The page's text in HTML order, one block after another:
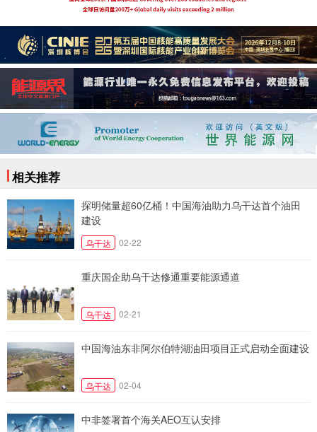
相关推荐
探明储量超60亿桶！中国海油助力乌干达首个油田
建设
乌干达 02-22
重庆国企助乌干达修通重要能源通道
乌干达 02-21
中国海油东非阿尔伯特湖油田项目正式启动全面建设
乌干达 02-04
中非签署首个海关AEO互认安排